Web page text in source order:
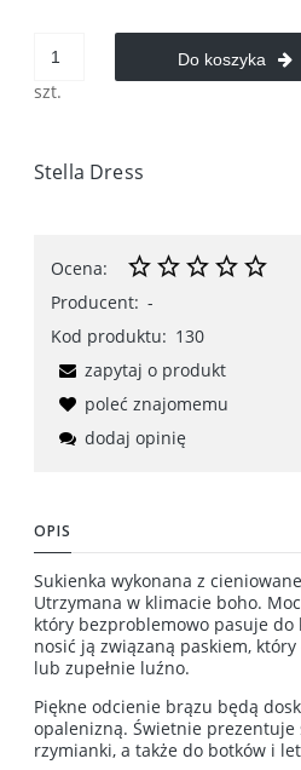
szt.
Do koszyka
Stella Dress
Ocena:
Producent: -
Kod produktu: 130
zapytaj o produkt
poleć znajomemu
dodaj opinię
OPIS
Sukienka wykonana z
Utrzymana w klimacie boho.
który bezproblemowo pasuje do
nosić ją związaną paskiem, który
lub zupełnie luźno.
Piękne odcienie brązu będą
opalenizną. Świetnie prezentuje
rzymianki, a także do botków i